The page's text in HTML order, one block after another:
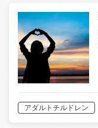
アダルトチルドレン